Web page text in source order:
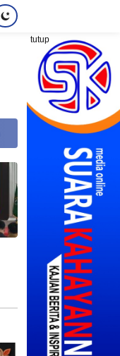
tutup